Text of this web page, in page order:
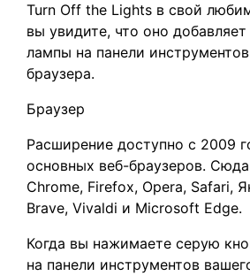
Turn Off the Lights в свой
вы увидите, что оно
лампы на панели
браузера.
Браузер
Расширение доступно с 2009
основных веб-браузеров.
Chrome, Firefox, Opera, Safari,
Brave, Vivaldi и Microsoft Edge.
Когда вы нажимаете серую
на панели инструментов